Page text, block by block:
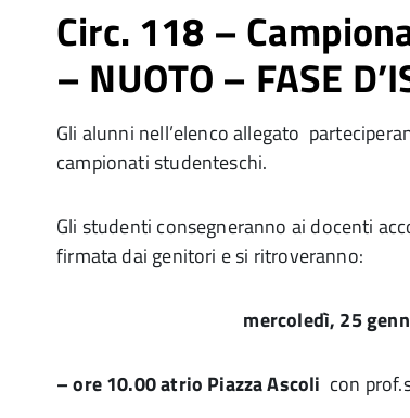
Circ. 118 –
– NUOTO – FASE
Gli alunni nell’elenco allegato
campionati studenteschi.
Gli studenti consegneranno ai docenti
firmata dai genitori e si ritroveranno:
mercoledì, 25
– ore 10.00 atrio Piazza Ascoli con